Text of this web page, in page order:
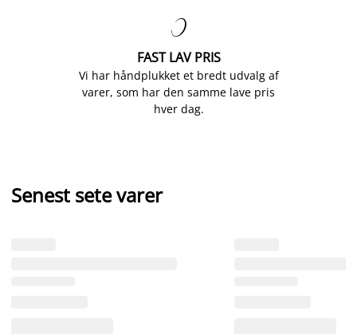

FAST LAV PRIS
Vi har håndplukket et bredt udvalg af
varer, som har den samme lave pris
hver dag.
Senest sete varer